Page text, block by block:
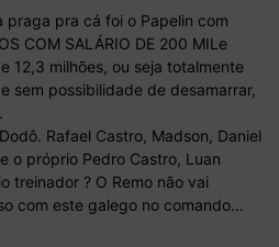
praga pra cá foi o Papelin com
COM SALÁRIO DE 200 MILe
12,3 milhões, ou seja totalmente
sem possibilidade de desamarrar,
Rafael Castro, Madson, Daniel
o próprio Pedro Castro, Luan
treinador ? O Remo não vai
com este galego no comando…